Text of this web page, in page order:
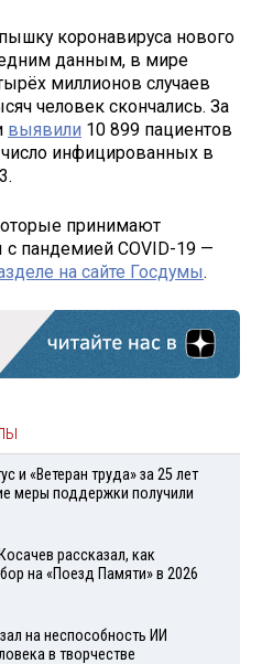
коронавируса нового
данным, в мире
миллионов случаев
человек скончались. За
выявили 10 899 пациентов
инфицированных в
принимают
с пандемией COVID-19 —
на сайте Госдумы.
и «Ветеран труда» за 25 лет
меры поддержки получили
рассказал, как
на «Поезд Памяти» в 2026
на неспособность ИИ
в творчестве